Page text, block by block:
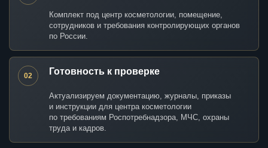
Комплект под центр косметологии, помещение,
сотрудников и требования контролирующих органов
по России.
02 Готовность к проверке
Актуализируем документацию, журналы, приказы
и инструкции для центра косметологии
по требованиям Роспотребнадзора, МЧС, охраны
труда и кадров.